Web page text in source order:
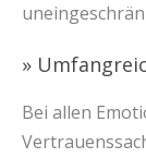
»
Bei allen